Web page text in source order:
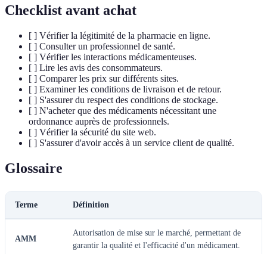
Checklist avant achat
[ ] Vérifier la légitimité de la pharmacie en ligne.
[ ] Consulter un professionnel de santé.
[ ] Vérifier les interactions médicamenteuses.
[ ] Lire les avis des consommateurs.
[ ] Comparer les prix sur différents sites.
[ ] Examiner les conditions de livraison et de retour.
[ ] S'assurer du respect des conditions de stockage.
[ ] N'acheter que des médicaments nécessitant une
ordonnance auprès de professionnels.
[ ] Vérifier la sécurité du site web.
[ ] S'assurer d'avoir accès à un service client de qualité.
Glossaire
Terme Définition
AMM
Autorisation de mise sur le marché, permettant de
garantir la qualité et l'efficacité d'un médicament.